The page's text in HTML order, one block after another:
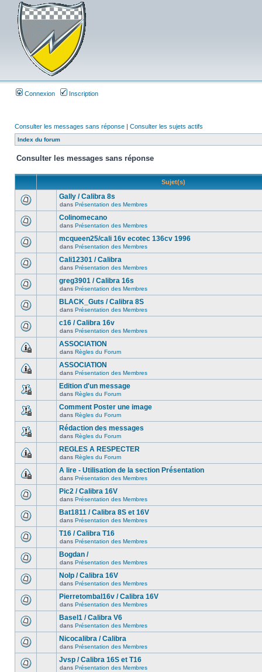
Connexion Inscription
Consulter les messages sans réponse | Consulter les sujets actifs
Index du forum
Consulter les messages sans réponse
Sujet(s)
Gally / Calibra 8s
dans Présentation des Membres
Colinomecano
dans Présentation des Membres
mcqueen25/cali 16v ecotec 136cv 1996
dans Présentation des Membres
Cali12301 / Calibra
dans Présentation des Membres
greg3901 / Calibra 16s
dans Présentation des Membres
BLACK_Guts / Calibra 8S
dans Présentation des Membres
c16 / Calibra 16v
dans Présentation des Membres
ASSOCIATION
dans Règles du Forum
ASSOCIATION
dans Présentation des Membres
Edition d'un message
dans Règles du Forum
Comment Poster une image
dans Règles du Forum
Rédaction des messages
dans Règles du Forum
REGLES A RESPECTER
dans Règles du Forum
A lire - Utilisation de la section Présentation
dans Présentation des Membres
Pic2 / Calibra 16V
dans Présentation des Membres
Bat1811 / Calibra 8S et 16V
dans Présentation des Membres
T16 / Calibra T16
dans Présentation des Membres
Bogdan /
dans Présentation des Membres
Nolp / Calibra 16V
dans Présentation des Membres
Pierretombal16v / Calibra 16V
dans Présentation des Membres
Basel1 / Calibra V6
dans Présentation des Membres
Nicocalibra / Calibra
dans Présentation des Membres
Jvsp / Calibra 16S et T16
dans Présentation des Membres